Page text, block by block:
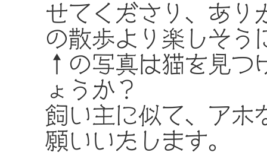
せてくださり、あり
の散歩より楽しそう
↑の写真は猫を見つ
ょうか？
飼い主に似て、アホ
願いいたします。